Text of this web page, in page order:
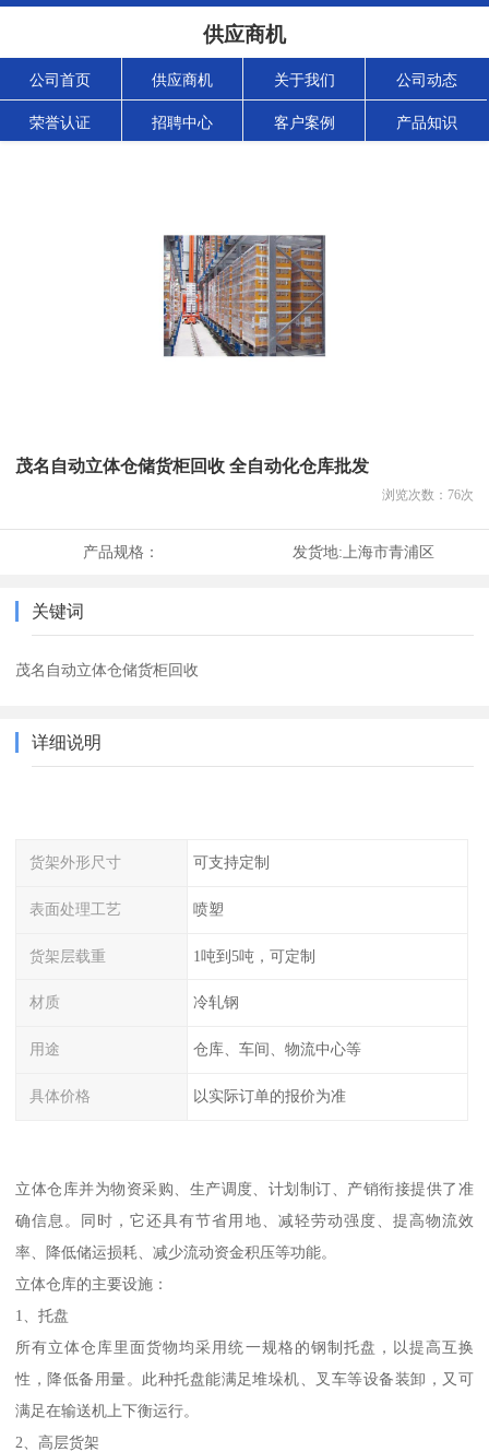
供应商机
公司首页 供应商机 关于我们 公司动态
荣誉认证 招聘中心 客户案例 产品知识
茂名自动立体仓储货柜回收 全自动化仓库批发
浏览次数： 76次
产品规格： 发货地: 上海市青浦区
关键词
茂名自动立体仓储货柜回收
详细说明
货架外形尺寸 可支持定制
表面处理工艺 喷塑
货架层载重 1吨到5吨，可定制
材质 冷轧钢
用途 仓库、车间、物流中心等
具体价格 以实际订单的报价为准
立体仓库并为物资采购、生产调度、计划制订、产销衔接提供了准
确信息。同时，它还具有节省用地、减轻劳动强度、提高物流效
率、降低储运损耗、减少流动资金积压等功能。
立体仓库的主要设施：
1、托盘
所有立体仓库里面货物均采用统一规格的钢制托盘，以提高互换
性，降低备用量。此种托盘能满足堆垛机、叉车等设备装卸，又可
满足在输送机上下衡运行。
2、高层货架